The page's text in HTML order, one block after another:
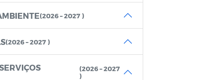
(2026 – 2027 )
(2026 – 2027 )
(2026 – 2027
)